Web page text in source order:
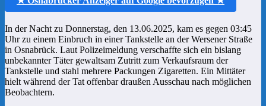
In der Nacht zu Donnerstag, den 13.06.2025, kam es gegen 03:45
Uhr zu einem Einbruch in einer Tankstelle an der Wersener Straße
in Osnabrück. Laut Polizeimeldung verschaffte sich ein bislang
unbekannter Täter gewaltsam Zutritt zum Verkaufsraum der
Tankstelle und stahl mehrere Packungen Zigaretten. Ein Mittäter
hielt während der Tat offenbar draußen Ausschau nach möglichen
Beobachtern.